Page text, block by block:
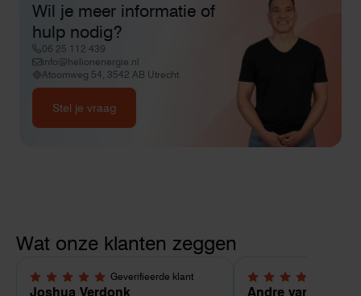
Wil je meer informatie of
hulp nodig?
06 25 112 439
info@helionenergie.nl
Atoomweg 54, 3542 AB Utrecht
Stel je vraag
Wat onze klanten zeggen
Geverifieerde klant
5,0 van 5 sterren
Joshua Verdonk
4 van 5 sterren
Andre van